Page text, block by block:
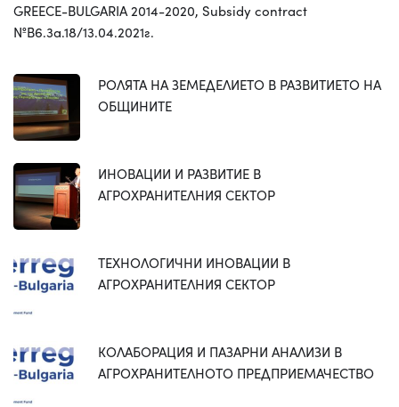
GREECE-BULGARIA 2014-2020, Subsidy contract
№B6.3a.18/13.04.2021г.
РОЛЯТА НА ЗЕМЕДЕЛИЕТО В РАЗВИТИЕТО НА
ОБЩИНИТЕ
ИНОВАЦИИ И РАЗВИТИЕ В
АГРОХРАНИТЕЛНИЯ СЕКТОР
ТЕХНОЛОГИЧНИ ИНОВАЦИИ В
АГРОХРАНИТЕЛНИЯ СЕКТОР
КОЛАБОРАЦИЯ И ПАЗАРНИ АНАЛИЗИ В
АГРОХРАНИТЕЛНОТО ПРЕДПРИЕМАЧЕСТВО